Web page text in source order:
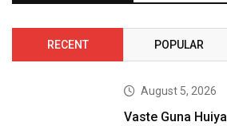
RECENT POPULAR
August 5, 2026
Vaste Guna Huiya